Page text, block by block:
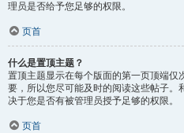
理员是否给予您足够的权限。
页首
什么是置顶主题？
置顶主题显示在每个版面的第一页顶端仅
要，所以您尽可能及时的阅读这些帖子。
决于您是否有被管理员授予足够的权限。
页首